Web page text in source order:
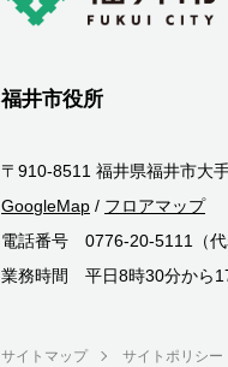
福井市役所
〒910-8511 福井県福井市大
GoogleMap / フロアマップ
電話番号 0776-20-5111（代
業務時間 平日8時30分から
サイトマップ サイトポリシー